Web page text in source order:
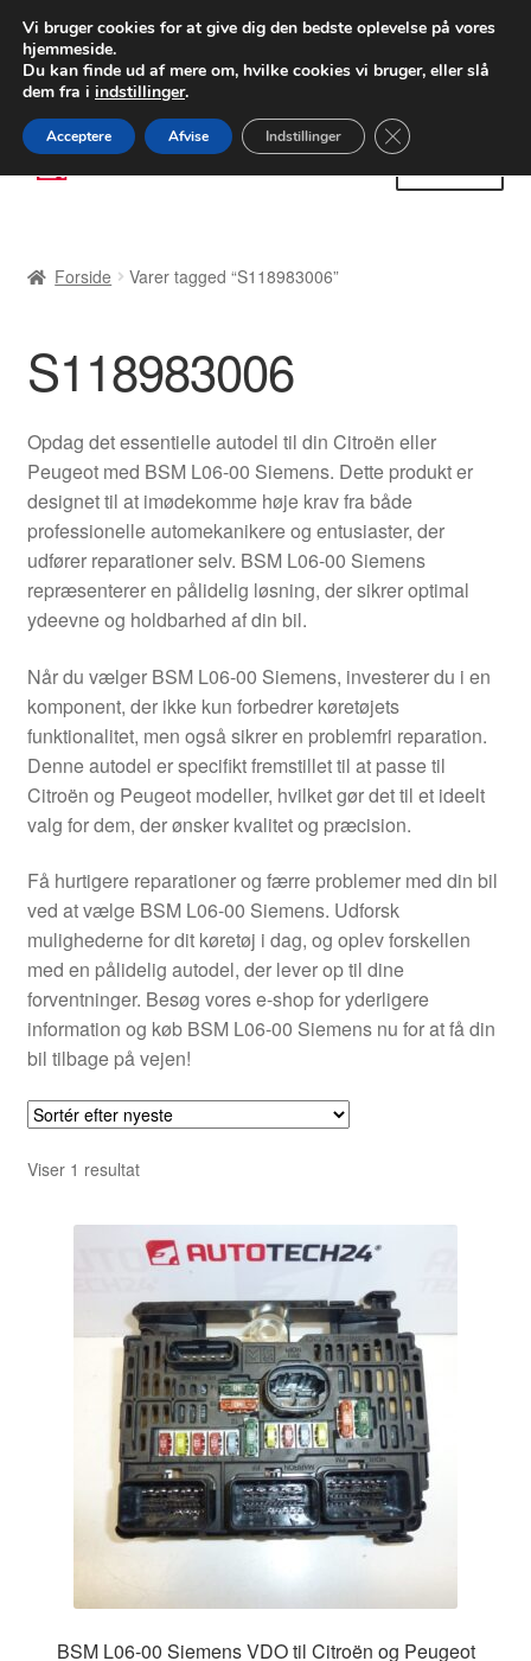
LEVERING fra 55 kr.
FEDEX verdensomspændende forsendelse
80 82 72 02
Spring
til
Spring
til
Betalinger
Kasse
Klageprocedure
Kontakte
Kurv
Levering
Min Konto
Om os
Vilkår og betingelser
Forside Varer tagged “S118983006”
S118983006
Opdag det essentielle autodel til din Citroën eller
Peugeot med BSM L06-00 Siemens. Dette produkt er
designet til at imødekomme høje krav fra både
professionelle automekanikere og entusiaster, der
udfører reparationer selv. BSM L06-00 Siemens
repræsenterer en pålidelig løsning, der sikrer optimal
ydeevne og holdbarhed af din bil.
Når du vælger BSM L06-00 Siemens, investerer du i en
komponent, der ikke kun forbedrer køretøjets
funktionalitet, men også sikrer en problemfri reparation.
Denne autodel er specifikt fremstillet til at passe til
Citroën og Peugeot modeller, hvilket gør det til et ideelt
valg for dem, der ønsker kvalitet og præcision.
Få hurtigere reparationer og færre problemer med din bil
ved at vælge BSM L06-00 Siemens. Udforsk
mulighederne for dit køretøj i dag, og oplev forskellen
med en pålidelig autodel, der lever op til dine
forventninger. Besøg vores e-shop for yderligere
information og køb BSM L06-00 Siemens nu for at få din
bil tilbage på vejen!
Viser 1 resultat
BSM L06-00 Siemens VDO til Citroën og Peugeot
Vi bruger cookies for at give dig den bedste oplevelse på vores
hjemmeside.
Du kan finde ud af mere om, hvilke cookies vi bruger, eller slå
dem fra i indstillinger.
Acceptere Afvise Indstillinger Close GDPR